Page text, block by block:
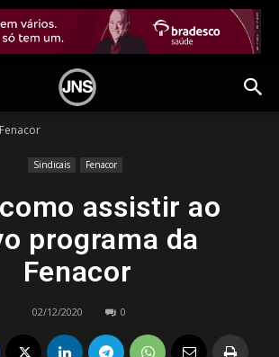
Fenacor
Sindicais Fenacor
assistir ao
programa da
Fenacor
02/12/2020 0